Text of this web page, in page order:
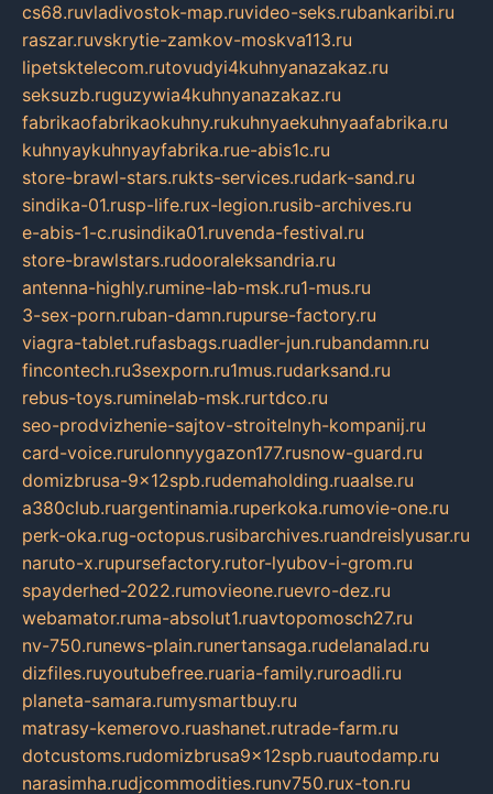
cs68.ruvladivostok-map.ruvideo-seks.rubankaribi.ru
raszar.ruvskrytie-zamkov-moskva113.ru
lipetsktelecom.rutovudyi4kuhnyanazakaz.ru
seksuzb.ruguzywia4kuhnyanazakaz.ru
fabrikaofabrikaokuhny.rukuhnyaekuhnyaafabrika.ru
kuhnyaykuhnyayfabrika.rue-abis1c.ru
store-brawl-stars.rukts-services.rudark-sand.ru
sindika-01.rusp-life.rux-legion.rusib-archives.ru
e-abis-1-c.rusindika01.ruvenda-festival.ru
store-brawlstars.rudooraleksandria.ru
antenna-highly.rumine-lab-msk.ru1-mus.ru
3-sex-porn.ruban-damn.rupurse-factory.ru
viagra-tablet.rufasbags.ruadler-jun.rubandamn.ru
fincontech.ru3sexporn.ru1mus.rudarksand.ru
rebus-toys.ruminelab-msk.rurtdco.ru
seo-prodvizhenie-sajtov-stroitelnyh-kompanij.ru
card-voice.rurulonnyygazon177.rusnow-guard.ru
domizbrusa-9x12spb.rudemaholding.ruaalse.ru
a380club.ruargentinamia.ruperkoka.rumovie-one.ru
perk-oka.rug-octopus.rusibarchives.ruandreislyusar.ru
naruto-x.rupursefactory.rutor-lyubov-i-grom.ru
spayderhed-2022.rumovieone.ruevro-dez.ru
webamator.ruma-absolut1.ruavtopomosch27.ru
nv-750.runews-plain.runertansaga.rudelanalad.ru
dizfiles.ruyoutubefree.ruaria-family.ruroadli.ru
planeta-samara.rumysmartbuy.ru
matrasy-kemerovo.ruashanet.rutrade-farm.ru
dotcustoms.rudomizbrusa9x12spb.ruautodamp.ru
narasimha.rudjcommodities.runv750.rux-ton.ru